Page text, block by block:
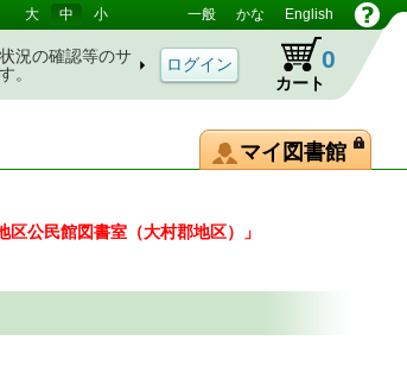
大 中 小 一般 かな English
況の確認等のサ
。
カート
0
マイ図書館
公民館図書室（大村郡地区）」